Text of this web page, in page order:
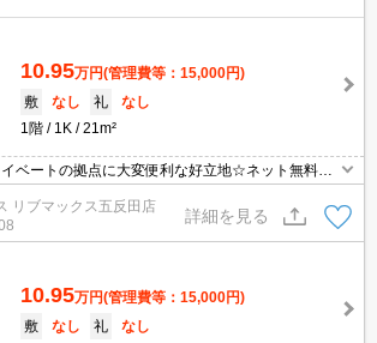
10.95万円(管理費等：15,000円)
敷
なし 礼
なし
1階
1K 21m²
ベートの拠点に大変便利な好立地☆ネット無料等
座商店街も徒歩圏☆お問合せ物件のほかネット非
ど豊富な物件からご紹介いたします。お気軽にお
い☆
リブマックス五反田店
詳細を見る
10.95万円(管理費等：15,000円)
敷
なし 礼
なし